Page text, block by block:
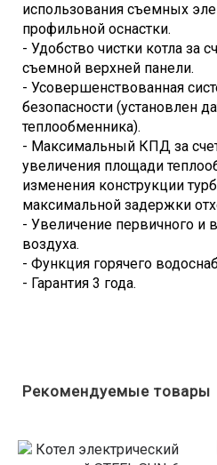
использования съемных
профильной оснастки.
- Удобство чистки котла за
съемной верхней панели.
- Усовершенствованная
безопасности (установлен
теплообменника).
- Максимальный КПД за
увеличения площади
изменения конструкции
максимальной задержки
- Увеличение первичного и
воздуха.
- Функция горячего
- Гарантия 3 года.
Рекомендуемые товары